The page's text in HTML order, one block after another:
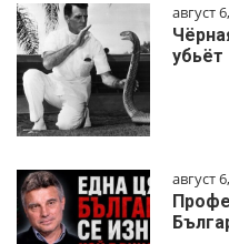
август
убьёт
август